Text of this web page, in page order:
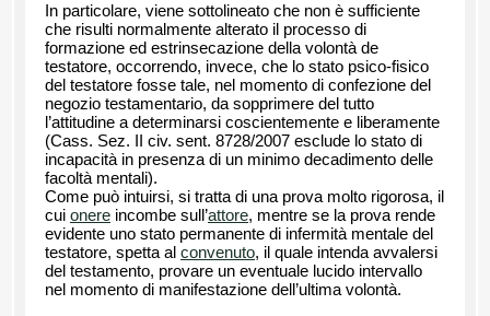
In particolare, viene sottolineato che non è sufficiente
che risulti normalmente alterato il processo di
formazione ed estrinsecazione della volontà de
testatore, occorrendo, invece, che lo stato psico-fisico
del testatore fosse tale, nel momento di confezione del
negozio testamentario, da sopprimere del tutto
l’attitudine a determinarsi coscientemente e liberamente
(Cass. Sez. II civ. sent. 8728/2007 esclude lo stato di
incapacità in presenza di un minimo decadimento delle
facoltà mentali).
Come può intuirsi, si tratta di una prova molto rigorosa, il
cui onere incombe sull’attore, mentre se la prova rende
evidente uno stato permanente di infermità mentale del
testatore, spetta al convenuto, il quale intenda avvalersi
del testamento, provare un eventuale lucido intervallo
nel momento di manifestazione dell’ultima volontà.